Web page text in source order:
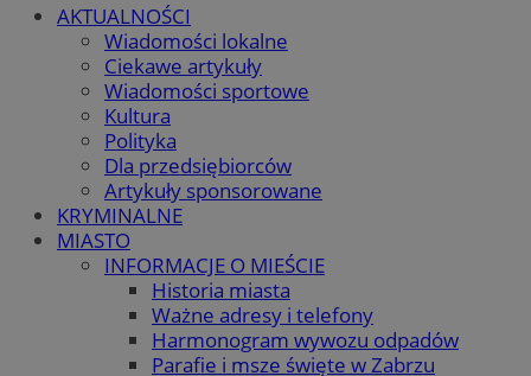
AKTUALNOŚCI
Wiadomości lokalne
Ciekawe artykuły
Wiadomości sportowe
Kultura
Polityka
Dla przedsiębiorców
Artykuły sponsorowane
KRYMINALNE
MIASTO
INFORMACJE O MIEŚCIE
Historia miasta
Ważne adresy i telefony
Harmonogram wywozu odpadów
Parafie i msze święte w Zabrzu